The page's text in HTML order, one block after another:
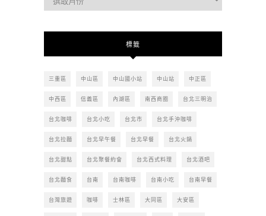
去
標籤
三重區 中山區 中山國小站 中山站 中正區
中西區 信義區 內湖區 南西商圈 台北三明治
台北咖啡 台北小吃 台北市 台北手沖咖啡
台北拉麵 台北早午餐 台北早餐 台北火鍋
台北甜點 台北聚餐約會 台北西式料理 台北酒吧
台北麵食 台南 台南咖啡 台南小吃 台南早餐
台灣旅遊 咖啡 士林區 大同區 大安區